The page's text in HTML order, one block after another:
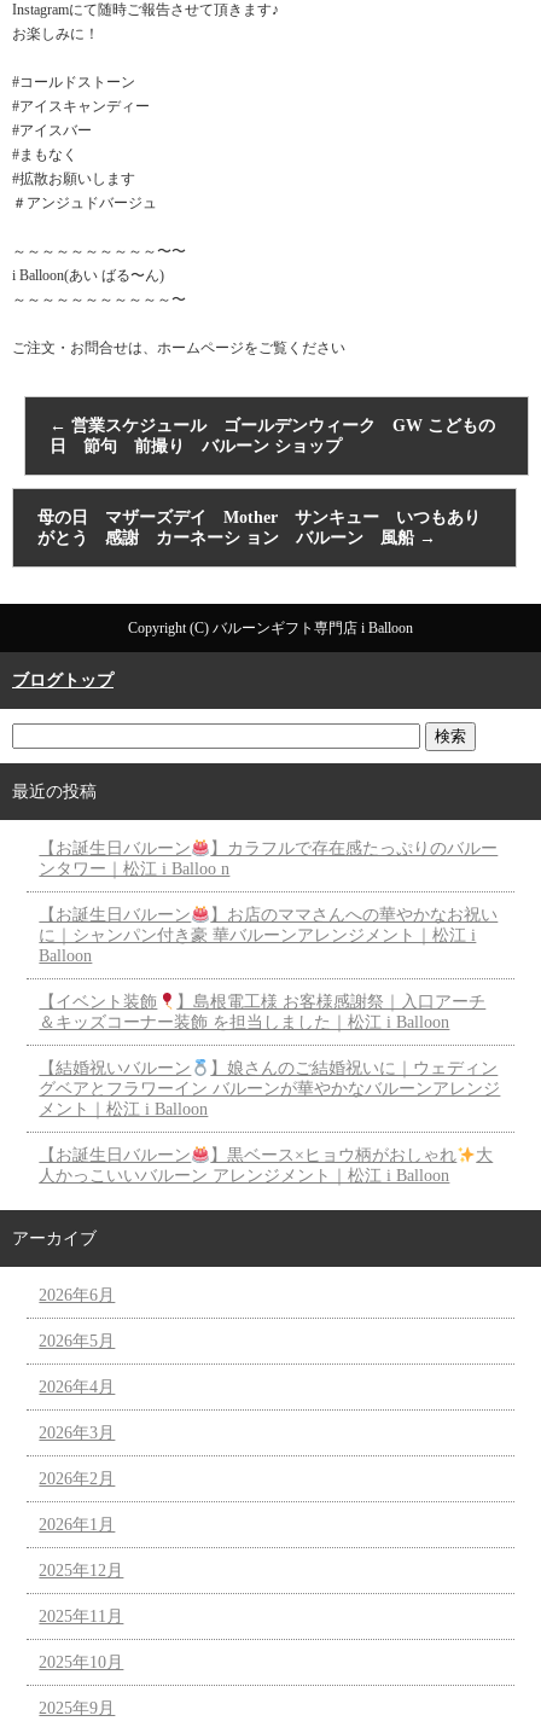
Instagramにて随時ご報告させて頂きます♪
お楽しみに！
#コールドストーン
#アイスキャンディー
#アイスバー
#まもなく
#拡散お願いします
＃アンジュドバージュ
～～～～～～～～～～〜〜
i Balloon(あい ばる〜ん)
～～～～～～～～～～～〜
ご注文・お問合せは、ホームページをご覧ください
← 営業スケジュール ゴールデンウィーク GW こどもの
日 節句 前撮り バルーン ショップ
母の日 マザーズデイ Mother サンキュー いつもあり
がとう 感謝 カーネーシ ョン バルーン 風船 →
Copyright (C) バルーンギフト専門店 i Balloon
ブログトップ
最近の投稿
【お誕生日バルーン
】カラフルで存在感たっぷりのバルー
ンタワー｜松江 i Balloo n
【お誕生日バルーン
】お店のママさんへの華やかなお祝い
に｜シャンパン付き豪 華バルーンアレンジメント｜松江 i
Balloon
【イベント装飾
】島根電工様 お客様感謝祭｜入口アーチ
＆キッズコーナー装飾 を担当しました｜松江 i Balloon
【結婚祝いバルーン
】娘さんのご結婚祝いに｜ウェディン
グベアとフラワーイン バルーンが華やかなバルーンアレンジ
メント｜松江 i Balloon
【お誕生日バルーン 】黒ベース×ヒョウ柄がおしゃれ
大
人かっこいいバルーン アレンジメント｜松江 i Balloon
アーカイブ
2026年6月
2026年5月
2026年4月
2026年3月
2026年2月
2026年1月
2025年12月
2025年11月
2025年10月
2025年9月